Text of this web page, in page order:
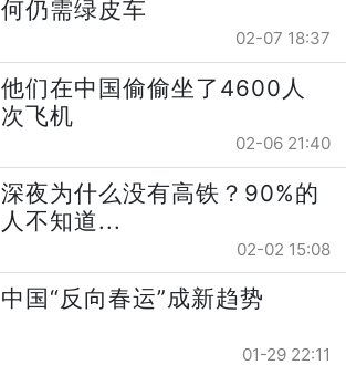
何仍需绿皮车
02-07 18:37
他们在中国偷偷坐了4600人
次飞机
02-06 21:40
深夜为什么没有高铁？90%的
人不知道...
02-02 15:08
中国“反向春运”成新趋势
01-29 22:11